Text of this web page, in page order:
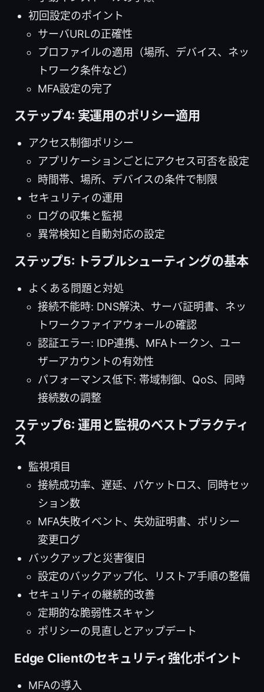
初回設定のポイント
サーバURLの正確性
プロファイルの適用（場所、デバイス、ネッ
トワーク条件など）
MFA設定の完了
ステップ4: 実運用のポリシー適用
アクセス制御ポリシー
アプリケーションごとにアクセス可否を設定
時間帯、場所、デバイスの条件で制限
セキュリティの運用
ログの収集と監視
異常検知と自動対応の設定
ステップ5: トラブルシューティングの基本
よくある問題と対処
接続不能時: DNS解決、サーバ証明書、ネッ
トワークファイアウォールの確認
認証エラー: IDP連携、MFAトークン、ユー
ザーアカウントの有効性
パフォーマンス低下: 帯域制御、QoS、同時
接続数の調整
ステップ6: 運用と監視のベストプラクティ
ス
監視項目
接続成功率、遅延、パケットロス、同時セッ
ション数
MFA失敗イベント、失効証明書、ポリシー
変更ログ
バックアップと災害復旧
設定のバックアップ化、リストア手順の整備
セキュリティの継続的改善
定期的な脆弱性スキャン
ポリシーの見直しとアップデート
Edge Clientのセキュリティ強化ポイント
MFAの導入